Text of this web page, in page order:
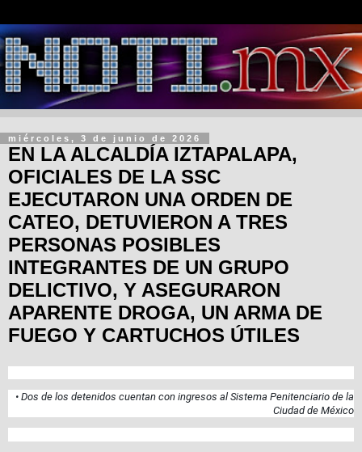
miércoles, 3 de junio de 2026
EN LA ALCALDÍA IZTAPALAPA,
OFICIALES DE LA SSC
EJECUTARON UNA ORDEN DE
CATEO, DETUVIERON A TRES
PERSONAS POSIBLES
INTEGRANTES DE UN GRUPO
DELICTIVO, Y ASEGURARON
APARENTE DROGA, UN ARMA DE
FUEGO Y CARTUCHOS ÚTILES
• Dos de los detenidos cuentan con ingresos al Sistema Penitenciario de la
Ciudad de México